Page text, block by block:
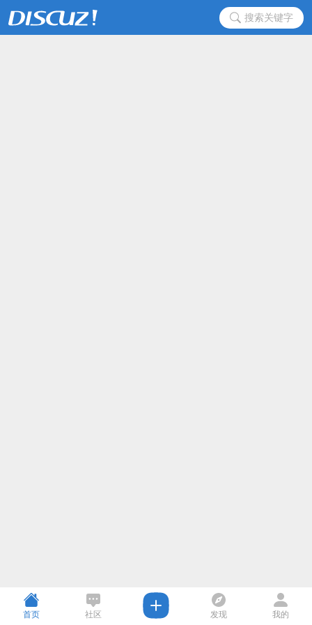
搜索关键字
首页 社区 发现 我的